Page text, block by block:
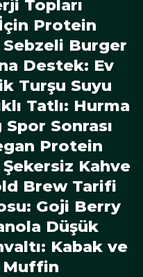
Topları
Protein
Sebzeli Burger
Destek: Ev
Turşu Suyu
Tatlı: Hurma
Sonrası
Protein
Kahve
Brew Tarifi
Goji Berry
Düşük
Kabak ve
Muffin